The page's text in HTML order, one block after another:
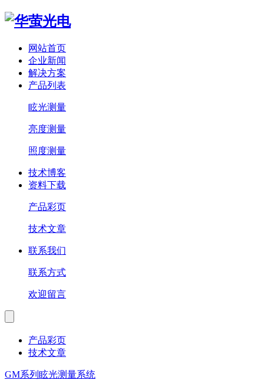
网站首页
企业新闻
解决方案
产品列表
眩光测量
亮度测量
照度测量
技术博客
资料下载
产品彩页
技术文章
联系我们
联系方式
欢迎留言
产品彩页
技术文章
GM系列眩光测量系统